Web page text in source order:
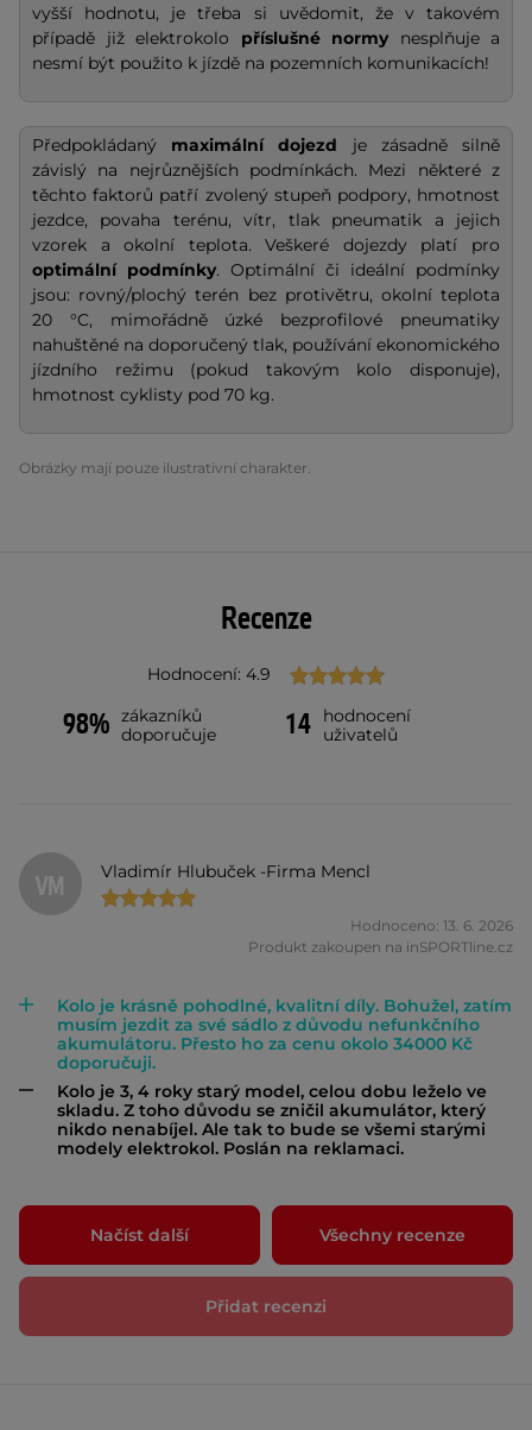
vyšší hodnotu, je třeba si uvědomit, že v takovém
případě již elektrokolo příslušné normynesplňuje a
nesmí být použito k jízdě na pozemních komunikacích!
Předpokládaný maximální dojezd je zásadně silně
závislý na nejrůznějších podmínkách. Mezi některé z
těchto faktorů patří zvolený stupeň podpory, hmotnost
jezdce, povaha terénu, vítr, tlak pneumatik a jejich
vzorek a okolní teplota. Veškeré dojezdy platí pro
optimální podmínky. Optimální či ideální podmínky
jsou: rovný/plochý terén bez protivětru, okolní teplota
20 °C, mimořádně úzké bezprofilové pneumatiky
nahuštěné na doporučený tlak, používání ekonomického
jízdního režimu (pokud takovým kolo disponuje),
hmotnost cyklisty pod 70 kg.
Obrázky mají pouze ilustrativní charakter.
Recenze
Hodnocení: 4.9
98% zákazníků
doporučuje
14
hodnocení
uživatelů
VM Vladimír Hlubuček -Firma Mencl
Hodnoceno: 13. 6. 2026
Produkt zakoupen na inSPORTline.cz
Kolo je krásně pohodlné, kvalitní díly. Bohužel, zatím
musím jezdit za své sádlo z důvodu nefunkčního
akumulátoru. Přesto ho za cenu okolo 34000 Kč
doporučuji.
Kolo je 3, 4 roky starý model, celou dobu leželo ve
skladu. Z toho důvodu se zničil akumulátor, který
nikdo nenabíjel. Ale tak to bude se všemi starými
modely elektrokol. Poslán na reklamaci.
Načíst další Všechny recenze
Přidat recenzi